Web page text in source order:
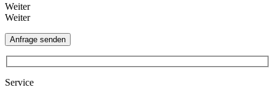
Weiter
Weiter
Service